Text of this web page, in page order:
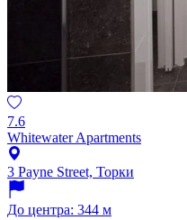
7.6
Whitewater Apartments
3 Payne Street, Торки
До центра: 344 м